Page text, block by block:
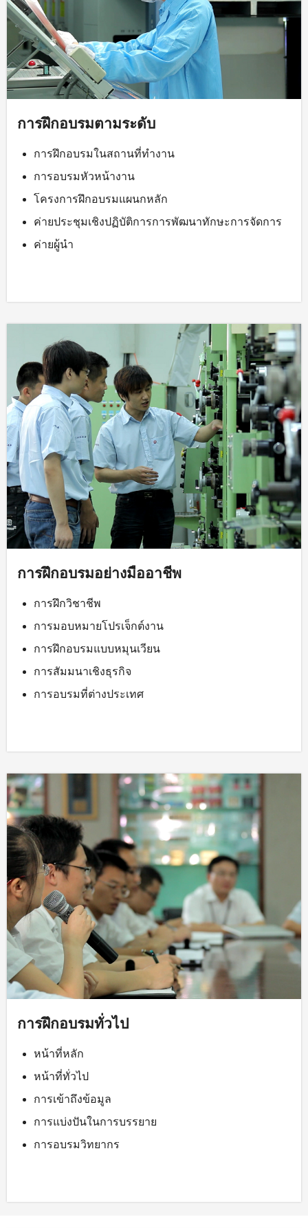
การฝึกอบรมตามระดับ
การฝึกอบรมในสถานที่ทำงาน
การอบรมหัวหน้างาน
โครงการฝึกอบรมแผนกหลัก
ค่ายประชุมเชิงปฏิบัติการการพัฒนาทักษะการจัดการ
ค่ายผู้นำ
การฝึกอบรมอย่างมืออาชีพ
การฝึกวิชาชีพ
การมอบหมายโปรเจ็กต์งาน
การฝึกอบรมแบบหมุนเวียน
การสัมมนาเชิงธุรกิจ
การอบรมที่ต่างประเทศ
การฝึกอบรมทั่วไป
หน้าที่หลัก
หน้าที่ทั่วไป
การเข้าถึงข้อมูล
การแบ่งปันในการบรรยาย
การอบรมวิทยากร